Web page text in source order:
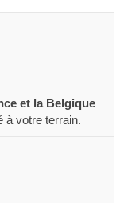
et la Belgique
à votre terrain.